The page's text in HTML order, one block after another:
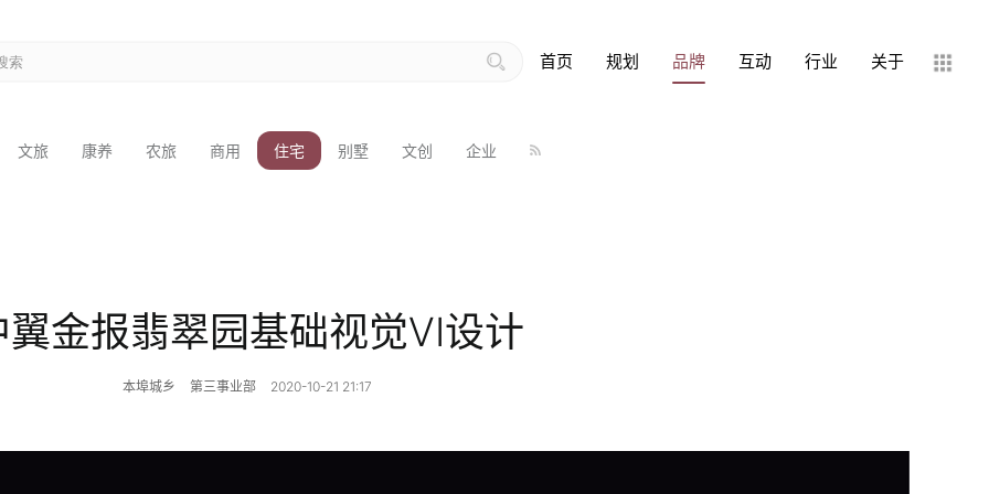
首页 规划 品牌 互动 行业 关于
文旅 康养 农旅 商用 住宅 别墅 文创 企业
翼金报翡翠园基础视觉VI设计
本埠城乡 第三事业部 2020-10-21 21:17